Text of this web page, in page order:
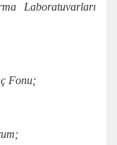
Laboratuvarları
Fonu;